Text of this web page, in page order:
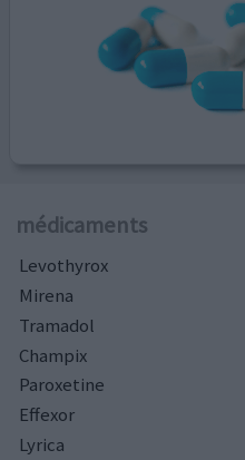
médicaments
Levothyrox
Mirena
Tramadol
Champix
Paroxetine
Effexor
Lyrica